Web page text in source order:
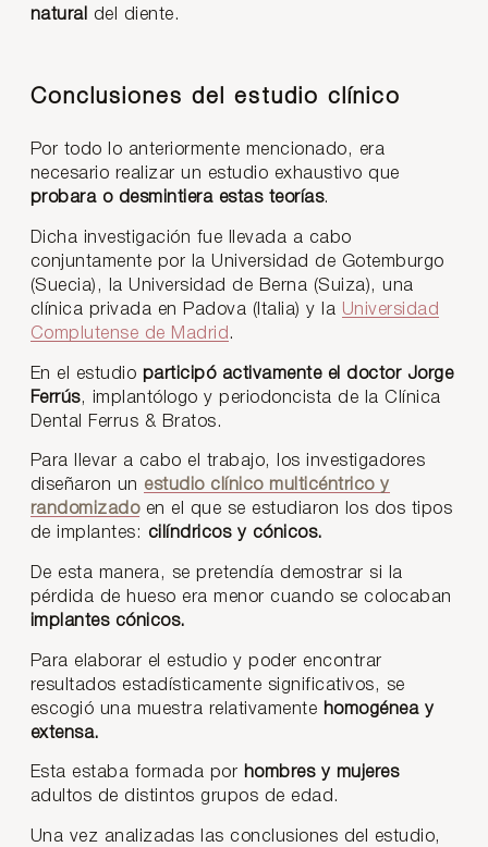
natural
del diente.
Conclusiones del estudio clínico
Por todo lo anteriormente mencionado, era
necesario realizar un estudio exhaustivo que
probara o desmintiera estas teorías.
Dicha investigación fue llevada a cabo
conjuntamente por la Universidad de Gotemburgo
(Suecia), la Universidad de Berna (Suiza), una
clínica privada en Padova (Italia) y la Universidad
Complutense de Madrid .
En el estudio participó activamente el doctor Jorge
Ferrús, implantólogo y periodoncista de la Clínica
Dental Ferrus & Bratos.
Para llevar a cabo el trabajo, los investigadores
diseñaron un estudio clínico multicéntrico y
randomizadoen el que se estudiaron los dos tipos
de implantes: cilíndricos y cónicos.
De esta manera, se pretendía demostrar si la
pérdida de hueso era menor cuando se colocaban
implantes cónicos.
Para elaborar el estudio y poder encontrar
resultados estadísticamente significativos, se
escogió una muestra relativamente homogénea y
extensa.
Esta estaba formada por hombres y mujeres
adultos de distintos grupos de edad.
Una vez analizadas las conclusiones del estudio,